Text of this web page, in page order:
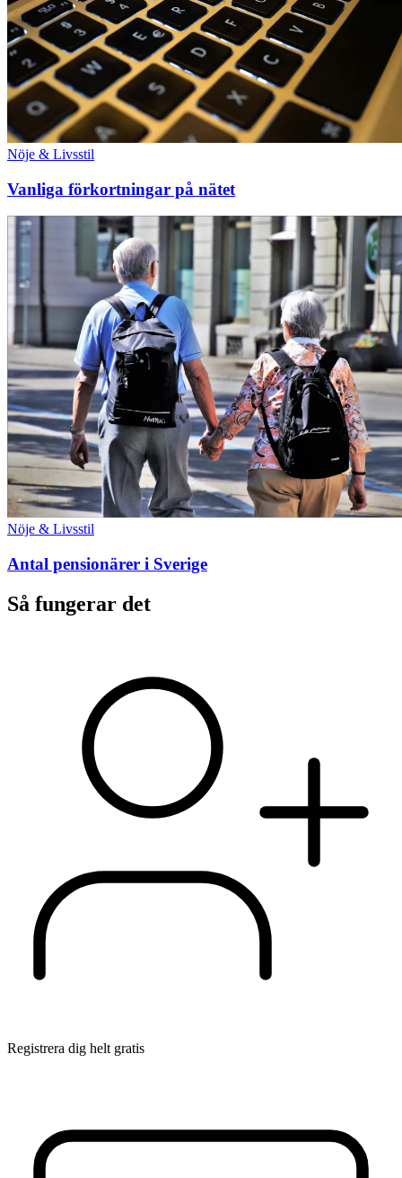
Nöje & Livsstil
Vanliga förkortningar på nätet
Nöje & Livsstil
Antal pensionärer i Sverige
Så fungerar det
Registrera dig helt gratis